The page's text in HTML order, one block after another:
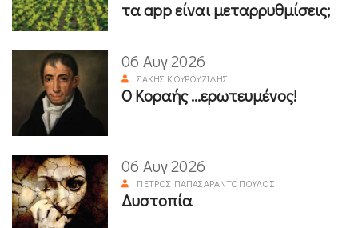
τα app είναι μεταρρυθμίσεις;
06 Αυγ 2026
ΣΆΚΗΣ ΚΟΥΡΟΥΖΊΔΗΣ
Ο Κοραής ...ερωτευμένος!
06 Αυγ 2026
ΠΈΤΡΟΣ ΠΑΠΑΣΑΡΑΝΤΌΠΟΥΛΟΣ
Δυστοπία